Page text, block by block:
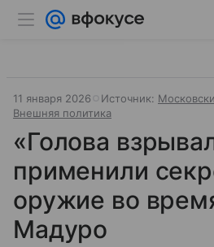
11 января 2026 Источник:
Внешняя политика
«Голова
применили
оружие во
Мадуро